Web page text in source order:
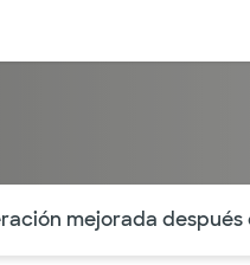
mejorada después